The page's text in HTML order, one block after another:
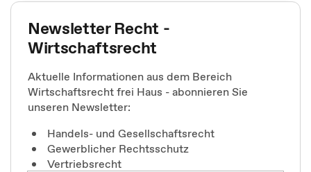
Newsletter Recht -
Wirtschaftsrecht
Aktuelle Informationen aus dem Bereich
Wirtschaftsrecht frei Haus - abonnieren Sie
unseren Newsletter:
Handels- und Gesellschaftsrecht
Gewerblicher Rechtsschutz
Vertriebsrecht